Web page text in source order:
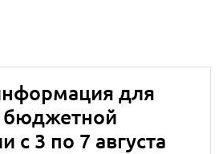
для
бюджетной
с 3 по 7 августа